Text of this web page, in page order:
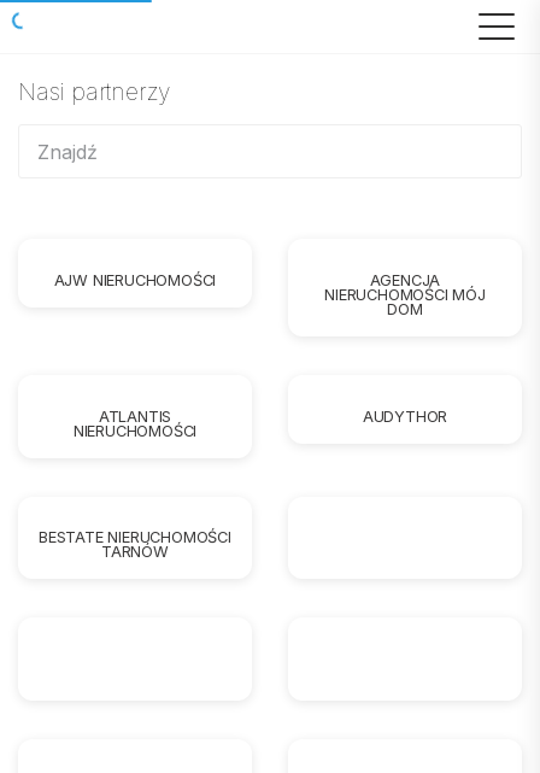
Nasi partnerzy
AJW NIERUCHOMOŚCI
AGENCJA
NIERUCHOMOŚCI MÓJ
DOM
ATLANTIS
NIERUCHOMOŚCI
AUDYTHOR
BESTATE NIERUCHOMOŚCI
TARNÓW